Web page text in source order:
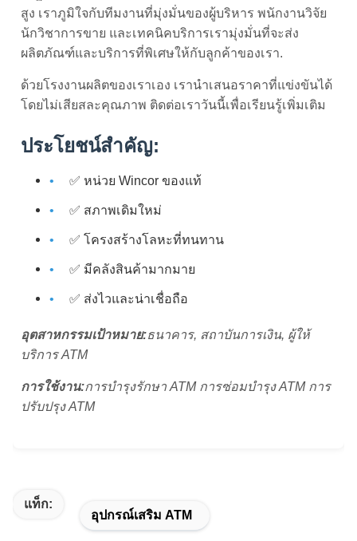
สูง เราภูมิใจกับทีมงานที่มุ่งมั่นของผู้บริหาร พนักงานวิจัย
นักวิชาการขาย และเทคนิคบริการเรามุ่งมั่นที่จะส่ง
ผลิตภัณฑ์และบริการที่พิเศษให้กับลูกค้าของเรา.
ด้วยโรงงานผลิตของเราเอง เรานําเสนอราคาที่แข่งขันได้
โดยไม่เสียสละคุณภาพ ติดต่อเราวันนี้เพื่อเรียนรู้เพิ่มเติม
ประโยชน์สําคัญ:
✅ หน่วย Wincor ของแท้
✅ สภาพเดิมใหม่
✅ โครงสร้างโลหะที่ทนทาน
✅ มีคลังสินค้ามากมาย
✅ ส่งไวและน่าเชื่อถือ
อุตสาหกรรมเป้าหมาย:ธนาคาร, สถาบันการเงิน, ผู้ให้
บริการ ATM
การใช้งาน:การบํารุงรักษา ATM การซ่อมบํารุง ATM การ
ปรับปรุง ATM
แท็ก:
อุปกรณ์เสริม ATM